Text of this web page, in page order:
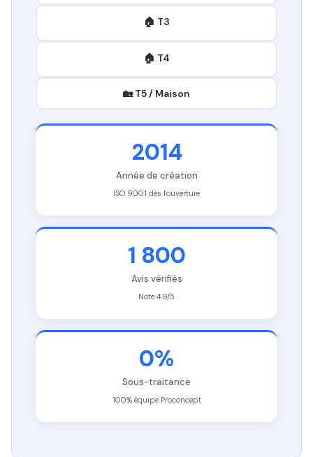
🏠 T3
🏠 T4
🏡 T5 / Maison
2014
Année de création
ISO 9001 dès l'ouverture
1 800
Avis vérifiés
Note 4.9/5
0%
Sous-traitance
100% équipe Proconcept